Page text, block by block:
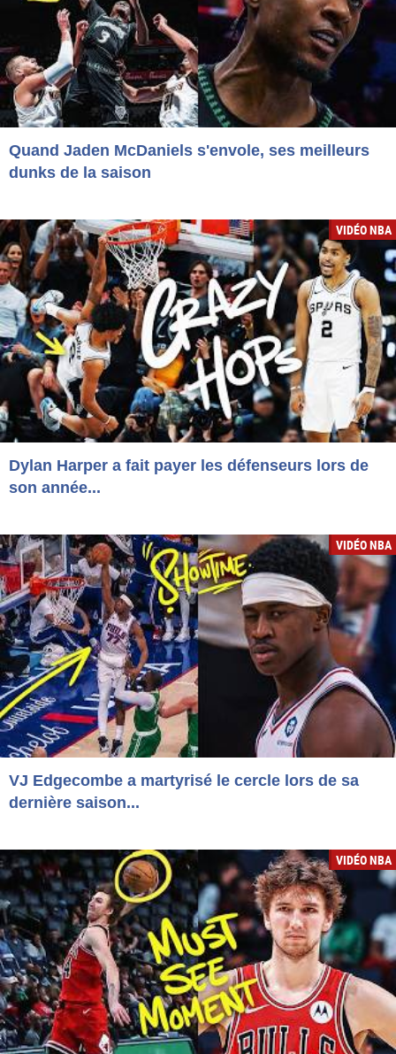
Quand Jaden McDaniels s'envole, ses meilleurs
dunks de la saison
VIDÉO NBA
Dylan Harper a fait payer les défenseurs lors de
son année...
VIDÉO NBA
VJ Edgecombe a martyrisé le cercle lors de sa
dernière saison...
VIDÉO NBA